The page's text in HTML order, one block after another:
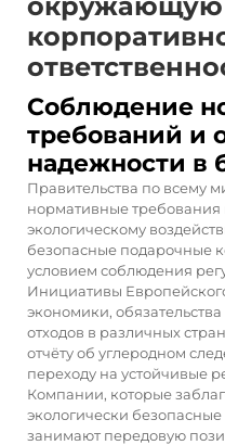
Соблюдение
требований и
надежности в
Правительства по всему
нормативные требования
экологическому
безопасные подарочные
условием соблюдения
Инициативы
экономики,
отходов в различных
отчёту об углеродном
переходу на устойчивые
Компании, которые
экологически
занимают передовую